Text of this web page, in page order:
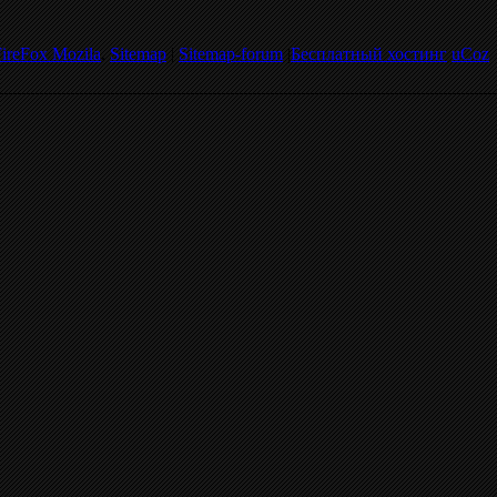
Mozila.Sitemap|Sitemap-forum|Бесплатный хостинг uCoz